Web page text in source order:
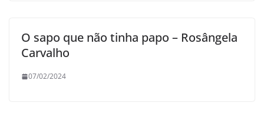
O sapo que não tinha papo – Rosângela
Carvalho
07/02/2024